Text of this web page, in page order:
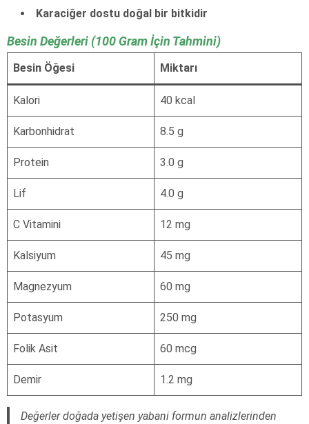
Karaciğer dostu doğal bir bitkidir
Besin Değerleri (100 Gram İçin Tahmini)
Besin Öğesi Miktarı
Kalori 40 kcal
Karbonhidrat 8.5 g
Protein 3.0 g
Lif 4.0 g
C Vitamini 12 mg
Kalsiyum 45 mg
Magnezyum 60 mg
Potasyum 250 mg
Folik Asit 60 mcg
Demir 1.2 mg
Değerler doğada yetişen yabani formun analizlerinden